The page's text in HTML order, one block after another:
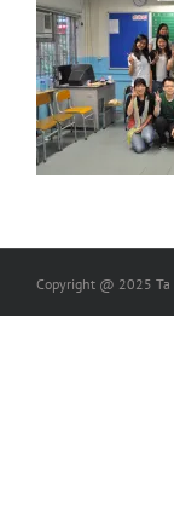
Copyright @ 2025 Ta